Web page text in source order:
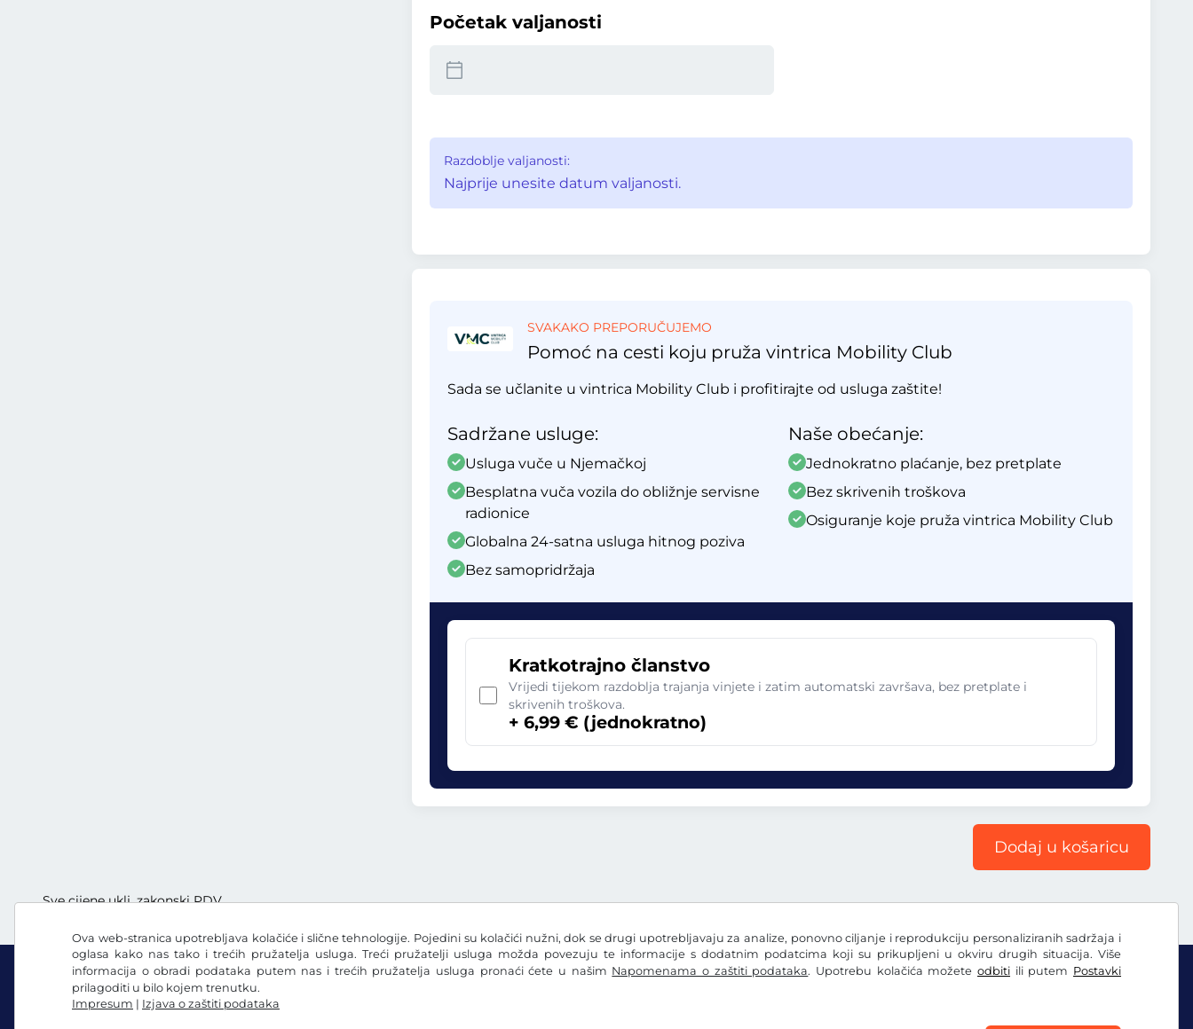
Ova web-stranica upotrebljava kolačiće i slične tehnologije. Pojedini su kolačići nužni, dok se drugi upotrebljavaju za analize, ponovno ciljanje i reprodukciju personaliziranih sadržaja i
oglasa kako nas tako i trećih pružatelja usluga. Treći pružatelji usluga možda povezuju te informacije s dodatnim podatcima koji su prikupljeni u okviru drugih situacija. Više
informacija o obradi podataka putem nas i trećih pružatelja usluga pronaći ćete u našim Napomenama o zaštiti podataka. Upotrebu kolačića možeteodbiti ili putem Postavki
prilagoditi u bilo kojem trenutku.
Impresum | Izjava o zaštiti podataka
Početak valjanosti
Razdoblje valjanosti:
Najprije unesite datum valjanosti.
SVAKAKO PREPORUČUJEMO
Pomoć na cesti koju pruža vintrica Mobility Club
Sada se učlanite u vintrica Mobility Club i profitirajte od usluga zaštite!
Sadržane usluge:
Usluga vuče u Njemačkoj
Besplatna vuča vozila do obližnje servisne
radionice
Globalna 24-satna usluga hitnog poziva
Bez samopridržaja
Naše obećanje:
Jednokratno plaćanje, bez pretplate
Bez skrivenih troškova
Osiguranje koje pruža vintrica Mobility Club
Kratkotrajno članstvo
Vrijedi tijekom razdoblja trajanja vinjete i zatim automatski završava, bez pretplate i
skrivenih troškova.
+ 6,99 € (jednokratno)
Dodaj u košaricu
Sve cijene uklj. zakonski PDV